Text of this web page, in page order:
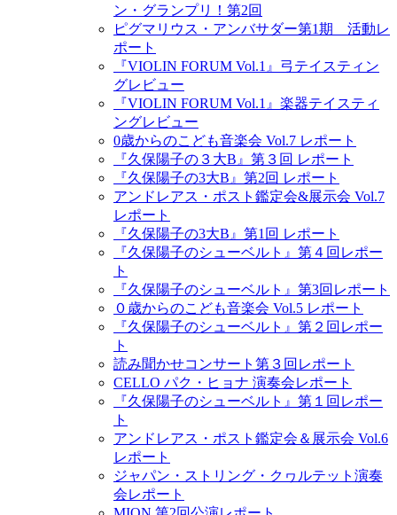
ン・グランプリ！第2回
ピグマリウス・アンバサダー第1期 活動レ
ポート
『VIOLIN FORUM Vol.1』弓テイスティン
グレビュー
『VIOLIN FORUM Vol.1』楽器テイスティ
ングレビュー
0歳からのこども音楽会 Vol.7 レポート
『久保陽子の３大B』第３回 レポート
『久保陽子の3大B』第2回 レポート
アンドレアス・ポスト鑑定会&展示会 Vol.7
レポート
『久保陽子の3大B』第1回 レポート
『久保陽子のシューベルト』第４回レポー
ト
『久保陽子のシューベルト』第3回レポート
０歳からのこども音楽会 Vol.5 レポート
『久保陽子のシューベルト』第２回レポー
ト
読み聞かせコンサート第３回レポート
CELLO パク・ヒョナ 演奏会レポート
『久保陽子のシューベルト』第１回レポー
ト
アンドレアス・ポスト鑑定会＆展示会 Vol.6
レポート
ジャパン・ストリング・クヮルテット演奏
会レポート